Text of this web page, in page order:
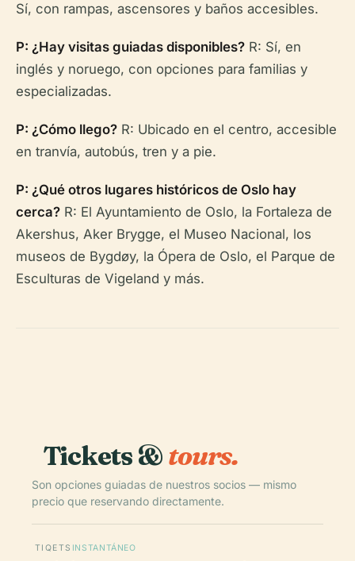
Sí, con rampas, ascensores y baños accesibles.
P: ¿Hay visitas guiadas disponibles? R: Sí, en
inglés y noruego, con opciones para familias y
especializadas.
P: ¿Cómo llego? R: Ubicado en el centro, accesible
en tranvía, autobús, tren y a pie.
P: ¿Qué otros lugares históricos de Oslo hay
cerca? R: El Ayuntamiento de Oslo, la Fortaleza de
Akershus, Aker Brygge, el Museo Nacional, los
museos de Bygdøy, la Ópera de Oslo, el Parque de
Esculturas de Vigeland y más.
Tickets &tours.
Son opciones guiadas de nuestros socios — mismo
precio que reservando directamente.
TIQETS INSTANTÁNEO